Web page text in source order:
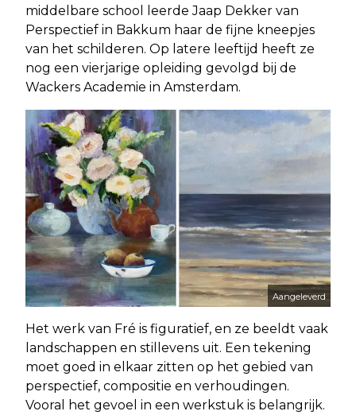
middelbare school leerde Jaap Dekker van
Perspectief in Bakkum haar de fijne kneepjes
van het schilderen. Op latere leeftijd heeft ze
nog een vierjarige opleiding gevolgd bij de
Wackers Academie in Amsterdam.
Aangeleverd
Het werk van Fré is figuratief, en ze beeldt vaak
landschappen en stillevens uit. Een tekening
moet goed in elkaar zitten op het gebied van
perspectief, compositie en verhoudingen.
Vooral het gevoel in een werkstuk is belangrijk.